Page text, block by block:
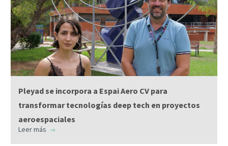
Pleyad se incorpora a Espai Aero CV para
transformar tecnologías deep tech en proyectos
aeroespaciales
Leer más